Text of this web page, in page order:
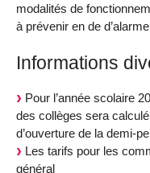
modalités de
à prévenir en de
Informations
Pour l’année scolaire
des collèges sera
d’ouverture de la demi-
Les tarifs pour les
général